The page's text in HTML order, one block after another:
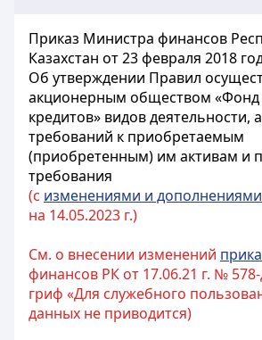
Приказ Министра финансов
Казахстан от 23 февраля 2018
Об утверждении Правил
акционерным обществом
кредитов» видов деятельности,
требований к приобретаемым
(приобретенным) им активам и
требования
(с изменениями и дополнениями
на 14.05.2023 г.)
См. о внесении изменений
финансов РК от 17.06.21 г. №
гриф «Для служебного
данных не приводится)